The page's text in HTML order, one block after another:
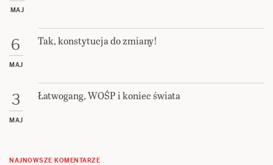
MAJ
6
MAJ
Tak, konstytucja do zmiany!
3
MAJ
Łatwogang, WOŚP i koniec świata
NAJNOWSZE KOMENTARZE